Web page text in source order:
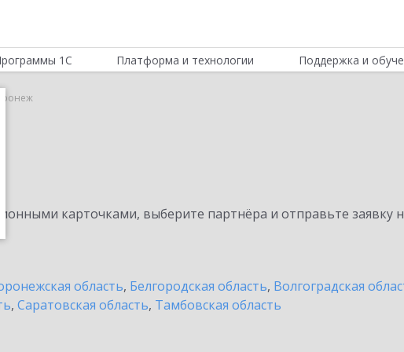
1С Платформа и технологии Поддержка и
карточками, выберите партнёра и отправьте заявку
область, Белгородская область, Волгоградская
, Саратовская область, Тамбовская область